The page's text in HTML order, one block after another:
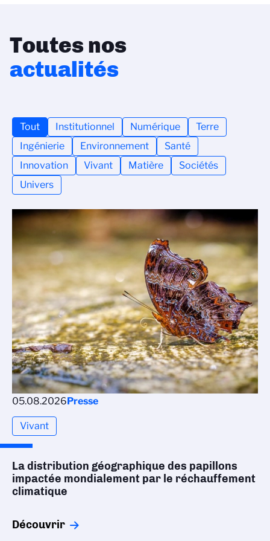
Toutes nos
actualités
Tout Institutionnel Numérique
Terre
Ingénierie
Environnement
Santé
Innovation
Vivant Matière
Sociétés
Univers
05.08.2026Presse
Vivant
La distribution géographique des papillons
impactée mondialement par le réchauffement
climatique
Découvrir